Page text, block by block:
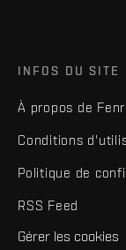
INFOS DU SITE
À propos de
Conditions
Politique de
RSS Feed
Gérer les cookies